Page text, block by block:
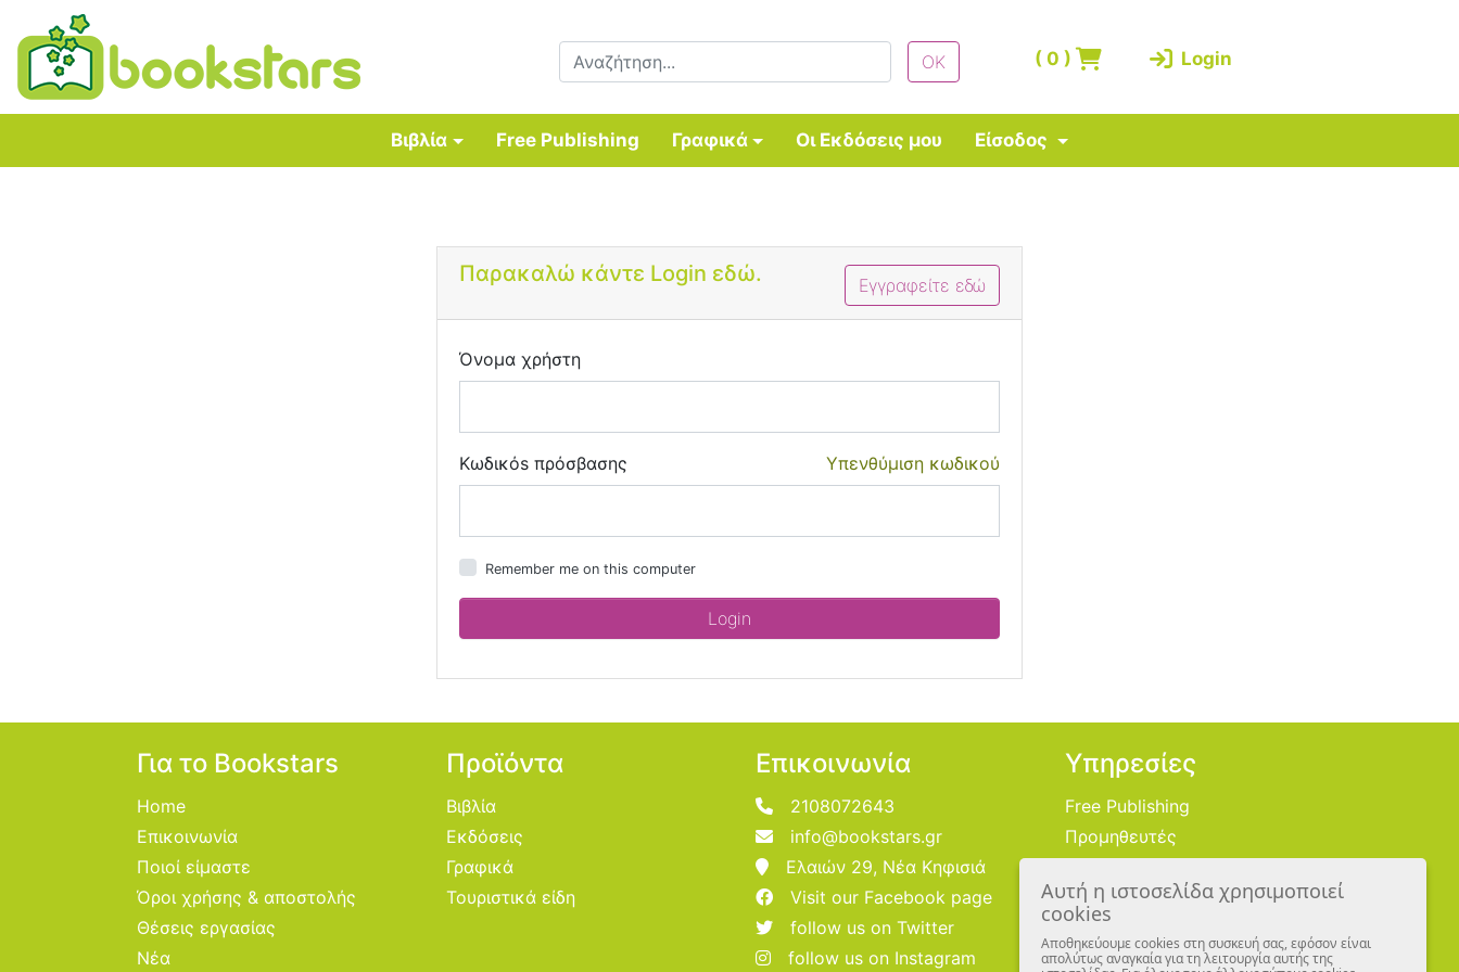
(0 ) Login
Βιβλία Free Publishing Γραφικά Οι Εκδόσεις μου Είσοδος
Εγγραφείτε εδώ
Παρακαλώ κάντε Login εδώ.
Όνομα χρήστη
Υπενθύμιση κωδικού
Κωδικόs πρόσβασης
Remember me on this computer
Για το Bookstars
Home
Επικοινωνία
Ποιοί είμαστε
Όροι χρήσης & αποστολής
Θέσεις εργασίας
Νέα
Προϊόντα
Βιβλία
Εκδόσεις
Γραφικά
Τουριστικά είδη
Επικοινωνία
2108072643
info@bookstars.gr
Ελαιών 29, Νέα Κηφισιά
Visit our Facebook page
follow us on Twitter
follow us on Instagram
Υπηρεσίες
Free Publishing
Προμηθευτές
Εικονογράφοι
Αυτή η ιστοσελίδα χρησιμοποιεί
cookies
Αποθηκεύουμε cookies στη συσκευή σας, εφόσον είναι
απολύτως αναγκαία για τη λειτουργία αυτής της